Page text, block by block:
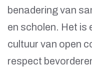
benadering van
en scholen. Het is
cultuur van open
respect